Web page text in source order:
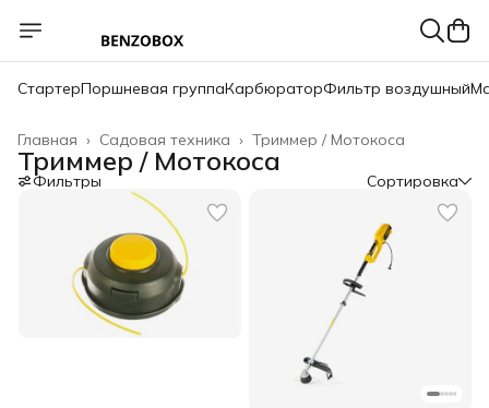
СтартерПоршневая группаКарбюраторФильтр воздушный
Триммер / Мотокоса
Садовая техника ›
Главная ›
Триммер / Мотокоса
Фильтры Сортировка